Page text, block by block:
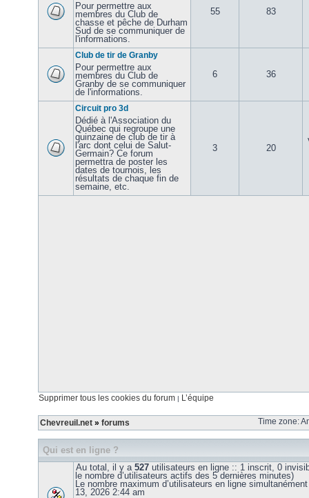
Pour permettre aux
membres du Club de
chasse et pêche de Durham
Sud de se communiquer de
l'informations.
55 83
Club de tir de Granby
Pour permettre aux
membres du Club de
Granby de se communiquer
de l'informations.
6 36
Circuit pro 3d
Dédié à l'Association du
Québec qui regroupe une
quinzaine de club de tir à
l'arc dont celui de Salut-
Germain? Ce forum
permettra de poster les
dates de tournois, les
résultats de chaque fin de
semaine, etc.
3 20
Supprimer tous les cookies du forum | L’équipe
Chevreuil.net » forums Time zone:
Qui est en ligne ?
Au total, il y a 527 utilisateurs en ligne :: 1 inscrit, 0
le nombre d’utilisateurs actifs des 5 dernières minutes)
Le nombre maximum d’utilisateurs en ligne
13, 2026 2:44 am